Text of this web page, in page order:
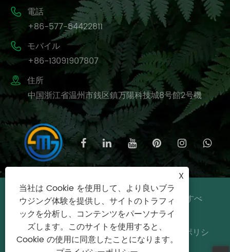
 電話
+86-577-64422811
 モバイル
+86-13091907807
 住所
中国浙江省温州市銭区鎮万陽科技城8号館2号機
著作権 © 2025 温州美石街家庭用品有限公司すべ
ての権利予約。
Links|Sitemap|RSS |XML|プライバシーポリシ
ー
X
当社は Cookie を使用して、より良いブラ
ウジング体験を提供し、サイトのトラフィ
ックを分析し、コンテンツをパーソナライ
ズします。このサイトを使用すると、
Cookie の使用に同意したことになります。